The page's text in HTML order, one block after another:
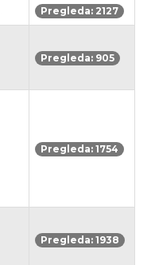
Pregleda: 2127
Pregleda: 905
Pregleda: 1754
Pregleda: 1938